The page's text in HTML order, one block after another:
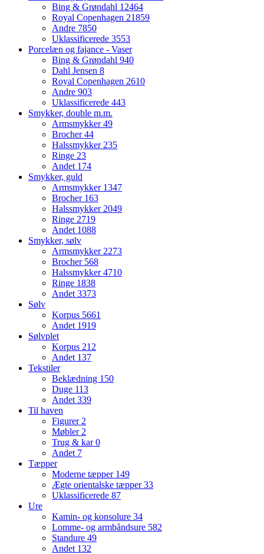
Bing & Grøndahl 12464
Royal Copenhagen 21859
Andre 7850
Uklassificerede 3553
Porcelæn og fajance - Vaser
Bing & Grøndahl 940
Dahl Jensen 8
Royal Copenhagen 2610
Andre 903
Uklassificerede 443
Smykker, double m.m.
Armsmykker49
Brocher44
Halssmykker235
Ringe 23
Andet 174
Smykker, guld
Armsmykker 1347
Brocher 163
Halssmykker2049
Ringe 2719
Andet 1088
Smykker, sølv
Armsmykker2273
Brocher 568
Halssmykker4710
Ringe 1838
Andet3373
Sølv
Korpus 5661
Andet 1919
Sølvplet
Korpus 212
Andet 137
Tekstiler
Beklædning 150
Duge 113
Andet339
Til haven
Figurer2
Møbler2
Trug & kar0
Andet 7
Tæpper
Moderne tæpper 149
Ægte orientalske tæpper33
Uklassificerede 87
Ure
Kamin- og konsolure 34
Lomme- og armbåndsure 582
Standure 49
Andet 132